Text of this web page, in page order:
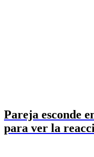
Pareja esconde
para ver la